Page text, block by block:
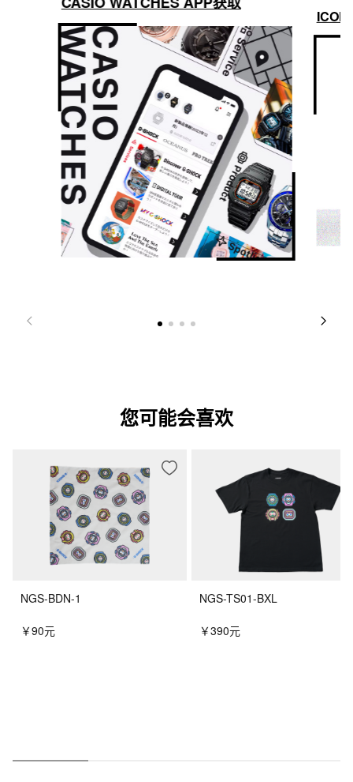
您可能会喜欢
NGS-BDN-1
￥90元
NGS-TS01-BXL
￥390元